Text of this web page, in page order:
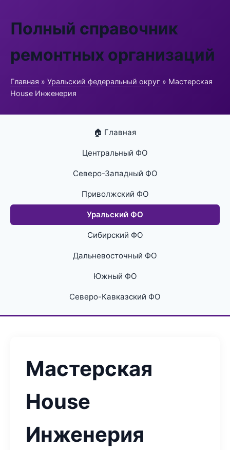
Полный справочник
ремонтных организаций
Главная » Уральский федеральный округ » Мастерская
House Инженерия
🏠 Главная
Центральный ФО
Северо-Западный ФО
Приволжский ФО
Уральский ФО
Сибирский ФО
Дальневосточный ФО
Южный ФО
Северо-Кавказский ФО
Мастерская
House
Инженерия